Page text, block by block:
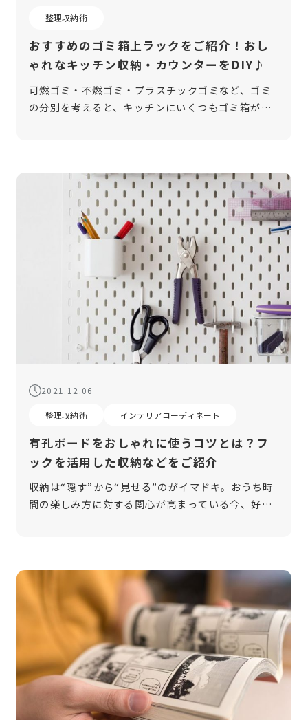
整理収納術
おすすめのゴミ箱上ラックをご紹介！おし
ゃれなキッチン収納・カウンターをDIY♪
可燃ゴミ・不燃ゴミ・プラスチックゴミなど、ゴミ
の分別を考えると、キッチンにいくつもゴミ箱が必
2021.12.06
整理収納術 インテリアコーディネート
有孔ボードをおしゃれに使うコツとは？フ
ックを活用した収納などをご紹介
収納は“隠す”から“見せる”のがイマドキ。おうち時
間の楽しみ方に対する関心が高まっている今、好き